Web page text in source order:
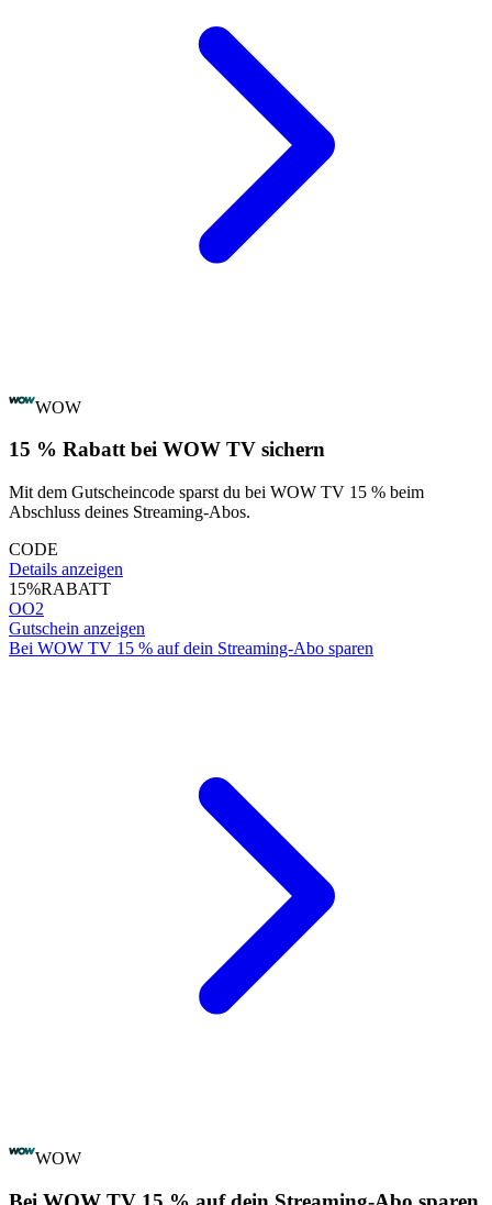
WOW
15 % Rabatt bei WOW TV sichern
Mit dem Gutscheincode sparst du bei WOW TV 15 % beim
Abschluss deines Streaming-Abos.
CODE
Details anzeigen
15%RABATT
OO2
Gutschein anzeigen
Bei WOW TV 15 % auf dein Streaming-Abo sparen
WOW